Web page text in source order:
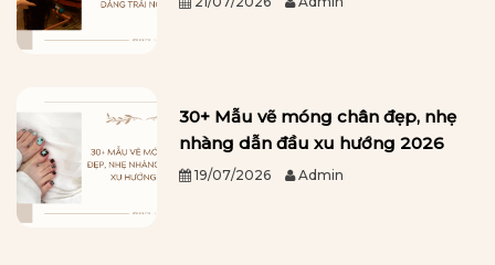
30+ Mẫu vẽ móng chân đẹp, nhẹ
nhàng dẫn đầu xu hướng 2026
19/07/2026 Admin